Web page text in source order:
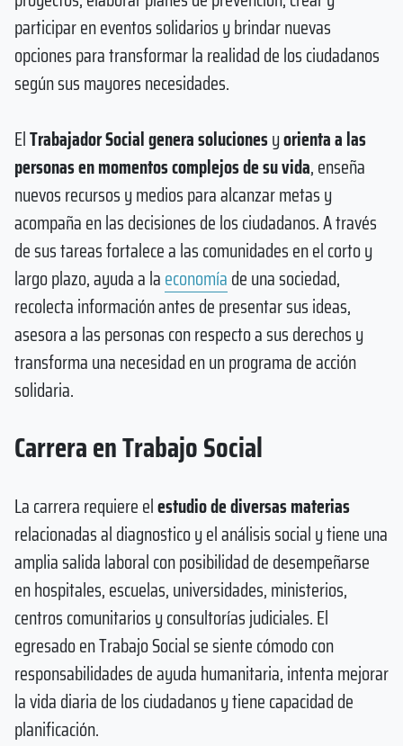
participar en eventos solidarios y brindar nuevas
opciones para transformar la realidad de los ciudadanos
según sus mayores necesidades.
ElTrabajador Social genera solucionesyorienta a las
personas en momentos complejos de su vida, enseña
nuevos recursos y medios para alcanzar metas y
acompaña en las decisiones de los ciudadanos. A través
de sus tareas fortalece a las comunidades en el corto y
largo plazo, ayuda a laeconomíade una sociedad,
recolecta información antes de presentar sus ideas,
asesora a las personas con respecto a sus derechos y
transforma una necesidad en un programa de acción
solidaria.
Carrera en Trabajo Social
La carrera requiere elestudio de diversas materias
relacionadas al diagnostico y el análisis social y tiene una
amplia salida laboral con posibilidad de desempeñarse
en hospitales, escuelas, universidades, ministerios,
centros comunitarios y consultorías judiciales. El
egresado en Trabajo Social se siente cómodo con
responsabilidades de ayuda humanitaria, intenta mejorar
la vida diaria de los ciudadanos y tiene capacidad de
planificación.